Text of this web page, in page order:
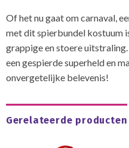
Of het nu gaat om carnaval,
met dit spierbundel kostuum
grappige en stoere
een gespierde superheld en
onvergetelijke belevenis!
Gerelateerde producten